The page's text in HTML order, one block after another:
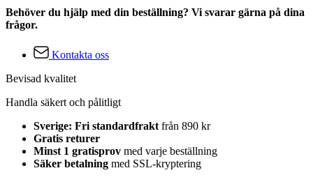
Behöver du hjälp med din beställning? Vi svarar gärna på dina
frågor.
Kontakta oss
Bevisad kvalitet
Handla säkert och pålitligt
Sverige: Fri standardfrakt från 890 kr
Gratis returer
Minst 1 gratisprov med varje beställning
Säker betalning med SSL-kryptering